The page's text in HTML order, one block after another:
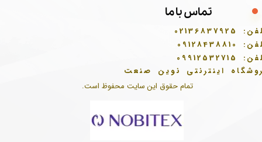
تمام حقوق این سایت محفوظ است.
تماس با ما
02136837925
09128438810
09912532715
اینترنتی نوین صنعت